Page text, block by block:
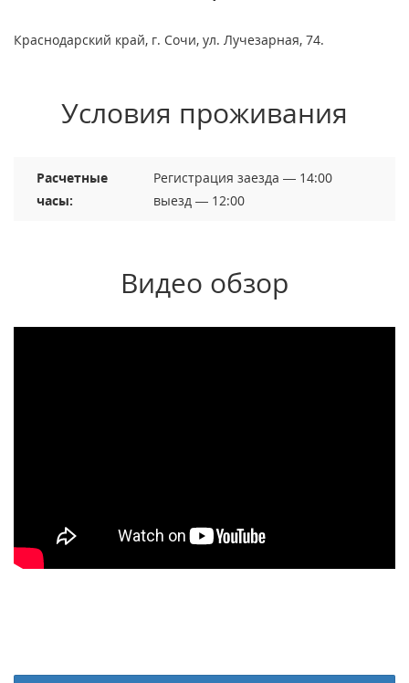
Краснодарский край, г. Сочи, ул. Лучезарная, 74.
Условия проживания
Расчетные
часы:
Регистрация заезда — 14:00
выезд — 12:00
Видео обзор